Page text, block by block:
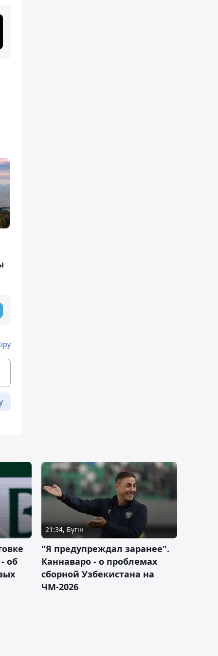
об
21:34, Бүгін
"Я предупреждал заранее".
Каннаваро - о проблемах
сборной Узбекистана на
ЧМ-2026